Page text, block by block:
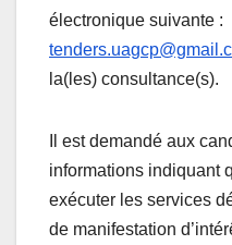
électronique suivante :
la(les) consultance(s).
Il est demandé aux
informations indiquant
exécuter les services
de manifestation